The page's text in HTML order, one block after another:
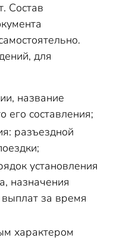
Состав
для
название
его составления;
разъездной
установления
назначения
за время
характером